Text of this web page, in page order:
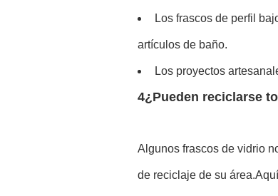
Los frascos de perfil
artículos de baño.
Los proyectos
4¿Pueden reciclarse
Algunos frascos de vidrio
de reciclaje de su